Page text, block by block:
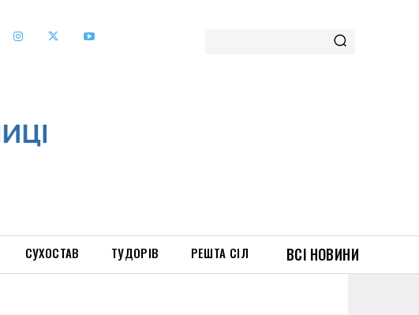
СУХОСТАВ ТУДОРІВ РЕШТА СІЛ ВСІ НОВИНИ